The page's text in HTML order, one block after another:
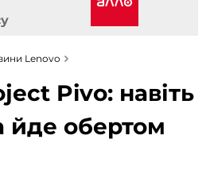
Lenovo
Pivo: навіть
йде обертом